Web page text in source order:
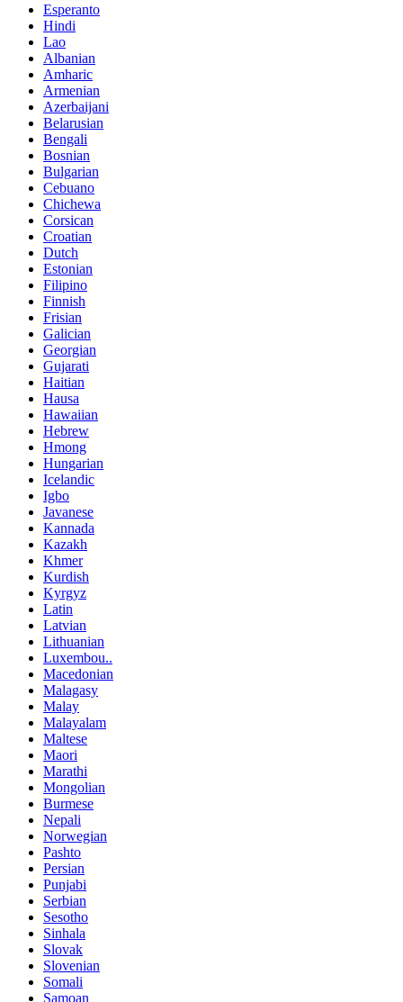
Esperanto
Hindi
Lao
Albanian
Amharic
Armenian
Azerbaijani
Belarusian
Bengali
Bosnian
Bulgarian
Cebuano
Chichewa
Corsican
Croatian
Dutch
Estonian
Filipino
Finnish
Frisian
Galician
Georgian
Gujarati
Haitian
Hausa
Hawaiian
Hebrew
Hmong
Hungarian
Icelandic
Igbo
Javanese
Kannada
Kazakh
Khmer
Kurdish
Kyrgyz
Latin
Latvian
Lithuanian
Luxembou..
Macedonian
Malagasy
Malay
Malayalam
Maltese
Maori
Marathi
Mongolian
Burmese
Nepali
Norwegian
Pashto
Persian
Punjabi
Serbian
Sesotho
Sinhala
Slovak
Slovenian
Somali
Samoan